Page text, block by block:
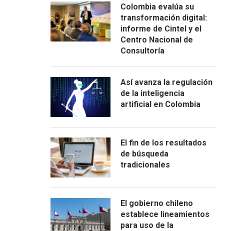
Colombia evalúa su
transformación digital:
informe de Cintel y el
Centro Nacional de
Consultoría
Así avanza la regulación
de la inteligencia
artificial en Colombia
El fin de los resultados
de búsqueda
tradicionales
El gobierno chileno
establece lineamientos
para uso de la